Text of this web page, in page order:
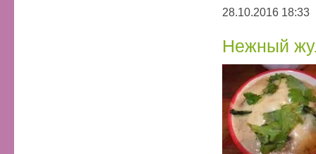
28.10.2016 18:33
Нежный